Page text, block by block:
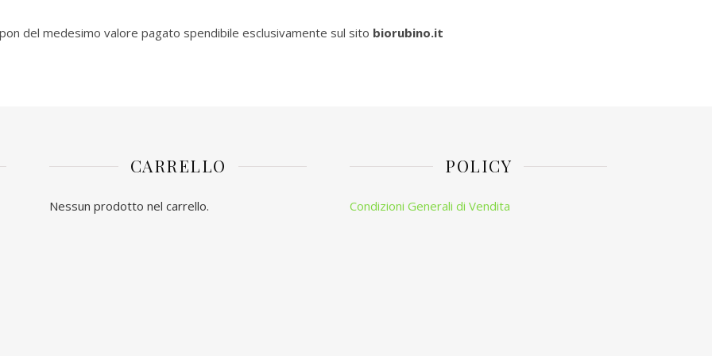
del medesimo valore pagato spendibile esclusivamente sul sito biorubino.it
CARRELLO
Nessun prodotto nel carrello.
POLICY
Condizioni Generali di Vendita